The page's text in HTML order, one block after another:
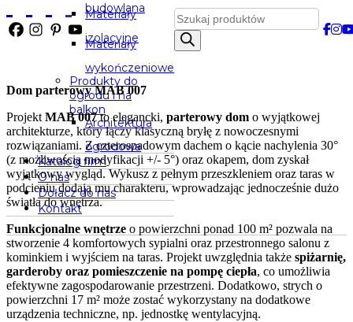
budowlana
Materiały
izolacyjne
Materiały
wykończeniowe
Produkty do
ogrodu i na
balkon
Architektura
ogrodowa
Katalog firm
O nas
Dołacz do nas
Kontakt
Wyszukiwarka
produktów
Dom parterowy MAB 007
ProjektMAB 007to elegancki, parterowy dom o wyjątkowej
architekturze, który łączy klasyczną bryłę z nowoczesnymi
rozwiązaniami. Z czterospadowym dachem o kącie nachylenia 30°
(z możliwością modyfikacji +/- 5°) oraz okapem, dom zyskał
wyjątkowy wygląd. Wykusz z pełnym przeszkleniem oraz taras w
podcieniu dodają mu charakteru, wprowadzając jednocześnie dużo
światła do wnętrza.
Funkcjonalne wnętrze o powierzchni ponad 100 m² pozwala na
stworzenie 4 komfortowych sypialni oraz przestronnego salonu z
kominkiem i wyjściem na taras. Projekt uwzględnia także spiżarnię,
garderoby oraz pomieszczenie na pompę ciepła, co umożliwia
efektywne zagospodarowanie przestrzeni. Dodatkowo, strych o
powierzchni 17 m² może zostać wykorzystany na dodatkowe
urządzenia techniczne, np. jednostkę wentylacyjną.